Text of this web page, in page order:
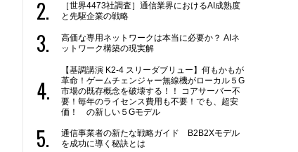
［世界4473社調査］通信業界におけるAI成熟度
と先駆企業の戦略
高価な専用ネットワークは本当に必要か？ AIネ
ットワーク構築の現実解
【基調講演 K2-4 スリーダブリュー】何もかもが
革命！ゲームチェンジャー無線機がローカル５G
市場の既存概念を破壊する！！ コアサーバー不
要！毎年のライセンス費用も不要！でも、超安
価！ の新しい５Gモデル
通信事業者の新たな戦略ガイド B2B2Xモデル
を成功に導く秘訣とは